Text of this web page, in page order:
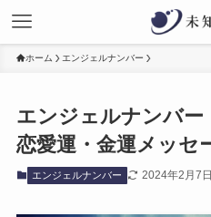
ホーム エンジェルナンバー
エンジェルナンバー
恋愛運・金運メッセ
エンジェルナンバー 2024年2月7日